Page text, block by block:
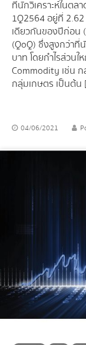
ที่นักวิเคราะห์ในตล
1Q2564 อยู่ที่
เดียวกันของปีก่อน
(QoQ) ซึ่งสูงกว่าที่
บาท โดยกำไรส่วน
Commodity เช่น
กลุ่มเกษตร เป็นต้น
04/06/2021